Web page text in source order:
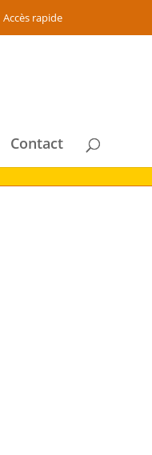
Accès rapide
Contact